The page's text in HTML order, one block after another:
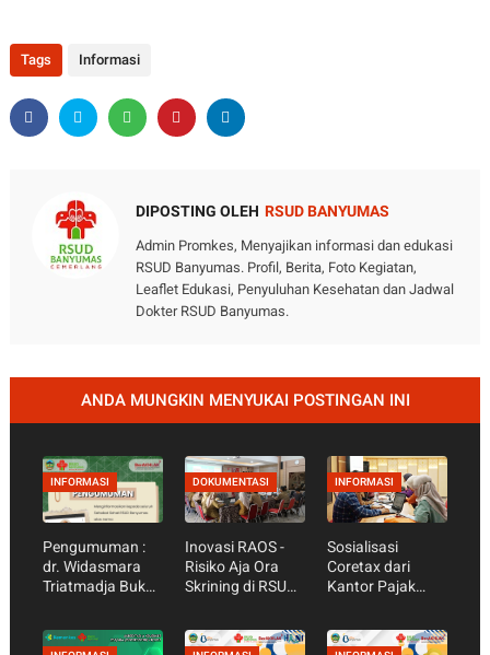
Tags Informasi
DIPOSTING OLEH RSUD BANYUMAS
Admin Promkes, Menyajikan informasi dan edukasi
RSUD Banyumas. Profil, Berita, Foto Kegiatan,
Leaflet Edukasi, Penyuluhan Kesehatan dan Jadwal
Dokter RSUD Banyumas.
ANDA MUNGKIN MENYUKAI POSTINGAN INI
INFORMASI
Pengumuman :
dr. Widasmara
Triatmadja Bukan
DOKUMENTASI
Inovasi RAOS -
Risiko Aja Ora
Skrining di RSUD
Laksanakan
INFORMASI
Sosialisasi
Coretax dari
Kantor Pajak